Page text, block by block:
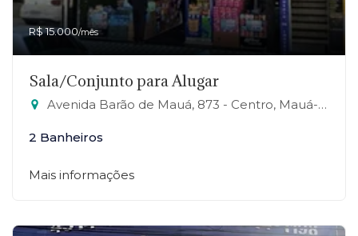
R$ 15.000/mês
Sala/Conjunto para Alugar
Avenida Barão de Mauá, 873 - Centro, Mauá-SP
2 Banheiros
Mais informações